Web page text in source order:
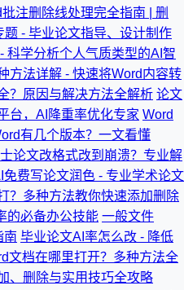
注删除线处理完全指南 | 删
题 - 毕业论文指导、设计制作
科学分析个人气质类型的AI智
方法详解 - 快速将Word内容转
？原因与解决方法全解析 论文
台，AI降重率优化专家 Word
有几个版本？一文看懂
论文改格式改到崩溃？专业解
免费写论文润色 - 专业学术论文
？多种方法教你快速添加删除
的必备办公技能 一般文件
南 毕业论文AI率怎么改 - 降低
文档在哪里打开？多种方法全
、删除与实用技巧全攻略